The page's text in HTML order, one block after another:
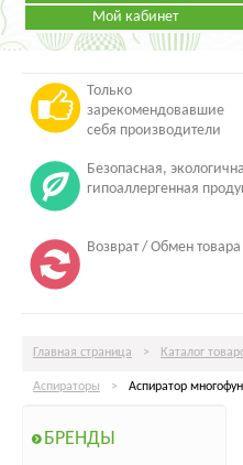
Режим работы:
Пн-Пт: с 09.00 до 19.00
Мой кабинет
Только
зарекомендовавшие
себя производители
Безопасная,
гипоаллергенная
Возврат / Обмен товара
Главная страница > Каталог
Аспираторы > Аспиратор
БРЕНДЫ